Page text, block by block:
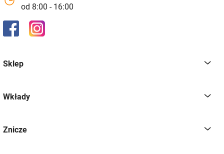
od 8:00 - 16:00
Sklep
Wkłady
Znicze